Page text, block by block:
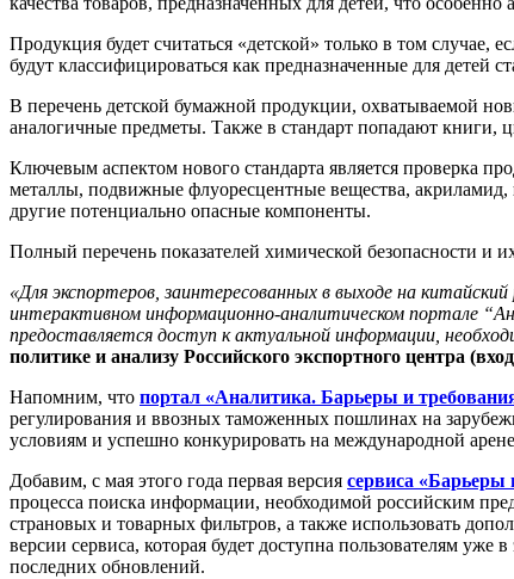
Продукция будет считаться «детской» только в том случае,
будут классифицироваться как предназначенные для детей
В перечень детской бумажной продукции, охватываемой
аналогичные предметы. Также в стандарт попадают книги,
Ключевым аспектом нового стандарта является проверка
металлы, подвижные флуоресцентные вещества, акриламид,
другие потенциально опасные компоненты.
Полный перечень показателей химической безопасности и
«Для экспортеров, заинтересованных в выходе на
интерактивном информационно-аналитическом портале
предоставляется доступ к актуальной информации,
политике и анализу Российского экспортного центра
Напомним, что портал «Аналитика. Барьеры и
регулирования и ввозных таможенных пошлинах на
условиям и успешно конкурировать на международной
Добавим, с мая этого года первая версия сервиса «Барьеры
процесса поиска информации, необходимой российским
страновых и товарных фильтров, а также использовать
версии сервиса, которая будет доступна пользователям
последних обновлений.